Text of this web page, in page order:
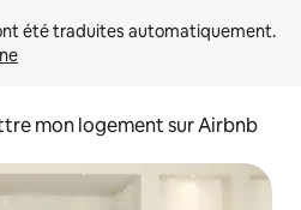
mon logement sur Airbnb